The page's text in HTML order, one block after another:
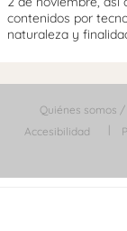
contenidos por
naturaleza y
Quiénes somos
Accesibilidad